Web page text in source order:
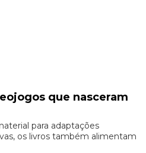
que nasceram
para adaptações
os livros também alimentam